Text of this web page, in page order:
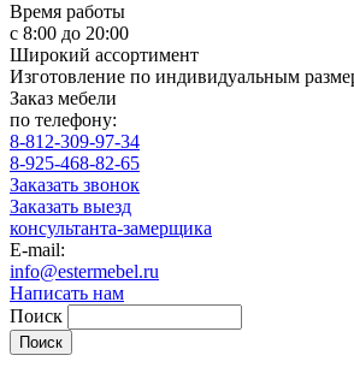
Время работы
с 8:00 до 20:00
Широкий ассортимент
Изготовление по индивидуальным
Заказ мебели
по телефону:
8-812-309-97-34
8-925-468-82-65
Заказать звонок
Заказать выезд
консультанта-замерщика
E-mail:
info@estermebel.ru
Написать нам
Поиск